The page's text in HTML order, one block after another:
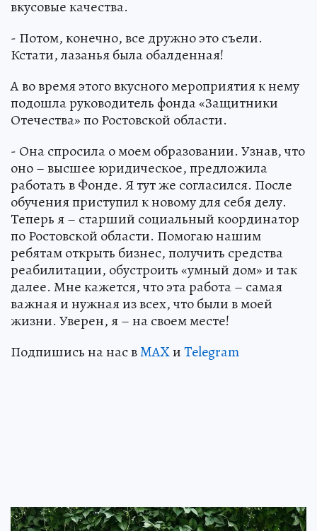
вкусовые качества.
- Потом, конечно, все дружно это съели.
Кстати, лазанья была обалденная!
А во время этого вкусного мероприятия к нему
подошла руководитель фонда «Защитники
Отечества» по Ростовской области.
- Она спросила о моем образовании. Узнав, что
оно – высшее юридическое, предложила
работать в Фонде. Я тут же согласился. После
обучения приступил к новому для себя делу.
Теперь я – старший социальный координатор
по Ростовской области. Помогаю нашим
ребятам открыть бизнес, получить средства
реабилитации, обустроить «умный дом» и так
далее. Мне кажется, что эта работа – самая
важная и нужная из всех, что были в моей
жизни. Уверен, я – на своем месте!
Подпишись на нас вMAXиTelegram